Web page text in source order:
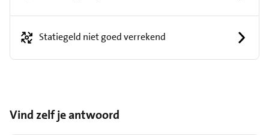
Statiegeld niet goed verrekend
Vind zelf je antwoord